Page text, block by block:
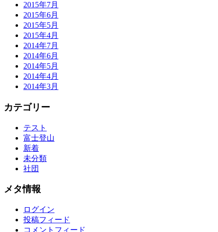
2015年7月
2015年6月
2015年5月
2015年4月
2014年7月
2014年6月
2014年5月
2014年4月
2014年3月
カテゴリー
テスト
富士登山
新着
未分類
社団
メタ情報
ログイン
投稿フィード
コメントフィード